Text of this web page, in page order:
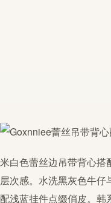
米白色蕾丝边吊带背心搭
层次感。水洗黑灰色牛
配浅蓝挂件点缀俏皮。 韩